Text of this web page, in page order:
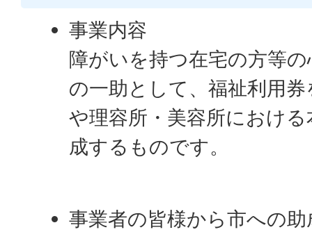
事業内容
障がいを持つ在宅の方等
の一助として、福祉利用
や理容所・美容所におけ
成するものです。
事業者の皆様から市への